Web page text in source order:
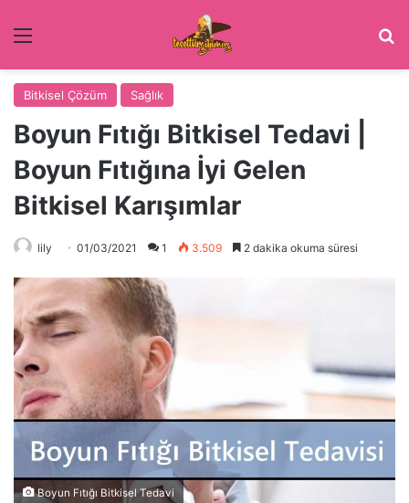
Menü
Bitkisel Çözüm Sağlık
Boyun Fıtığı Bitkisel Tedavi |
Boyun Fıtığına İyi Gelen
Bitkisel Karışımlar
lily 01/03/2021 1 3.509 2 dakika okuma süresi
Boyun Fıtığı Bitkisel Tedavi